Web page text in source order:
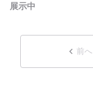
展示中
前へ